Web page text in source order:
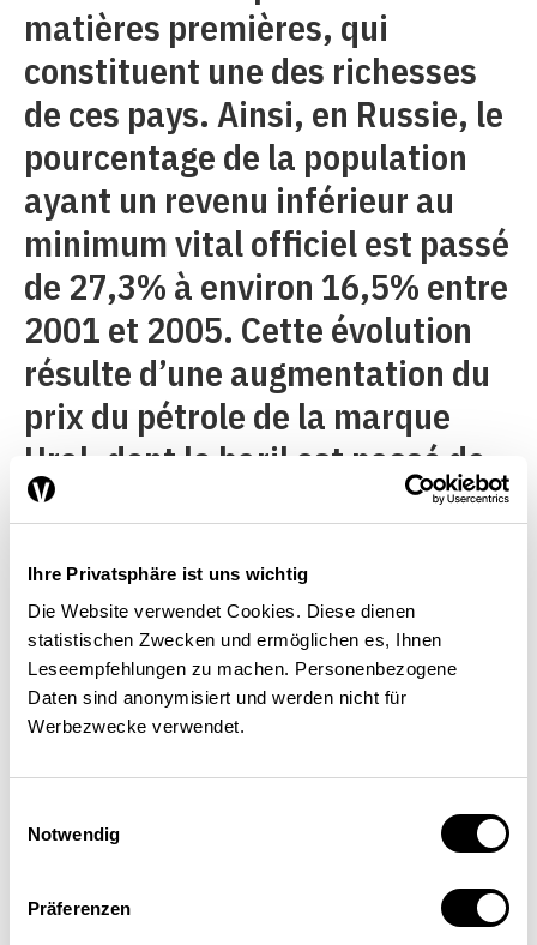
Ihre Privatsphäre ist uns wichtig
Die Website verwendet Cookies. Diese dienen
statistischen Zwecken und ermöglichen es, Ihnen
Leseempfehlungen zu machen. Personenbezogene
Daten sind anonymisiert und werden nicht für
Werbezwecke verwendet.
Notwendig
Präferenzen
matières premières, qui
constituent une des richesses
de ces pays. Ainsi, en Russie, le
pourcentage de la population
ayant un revenu inférieur au
minimum vital officiel est passé
de 27,3% à environ 16,5% entre
2001 et 2005. Cette évolution
résulte d’une augmentation du
prix du pétrole de la marque
Ural, dont le baril est passé de
23 USD à 60 USD pendant la
dépendance envers les
matières premières fait qu’il
suffit de peu pour mettre fin au
«boom» économique actuel et
composée de plusieurs dizaines
de millions de personnes et ne
disposant guère d’économies.